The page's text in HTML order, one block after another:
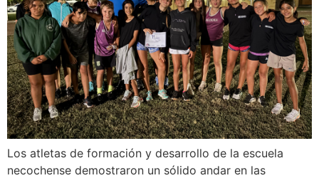
Los atletas de formación y desarrollo de la escuela
necochense demostraron un sólido andar en las